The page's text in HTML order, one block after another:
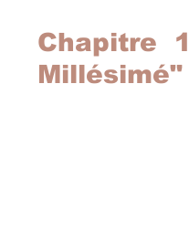
Chapitre
Millésimé"